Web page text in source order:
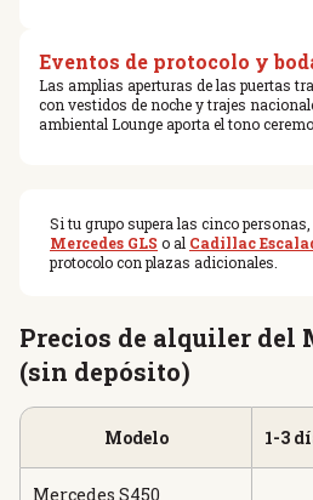
Eventos de protocolo y
Las amplias aperturas de las puertas
con vestidos de noche y trajes
ambiental Lounge aporta el tono
Si tu grupo supera las cinco
Mercedes GLS o al Cadillac
protocolo con plazas adicionales.
Precios de alquiler del
(sin depósito)
Modelo 1-3
Mercedes S450